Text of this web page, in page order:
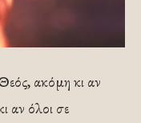
ακόμη κι αν
αν όλοι σε